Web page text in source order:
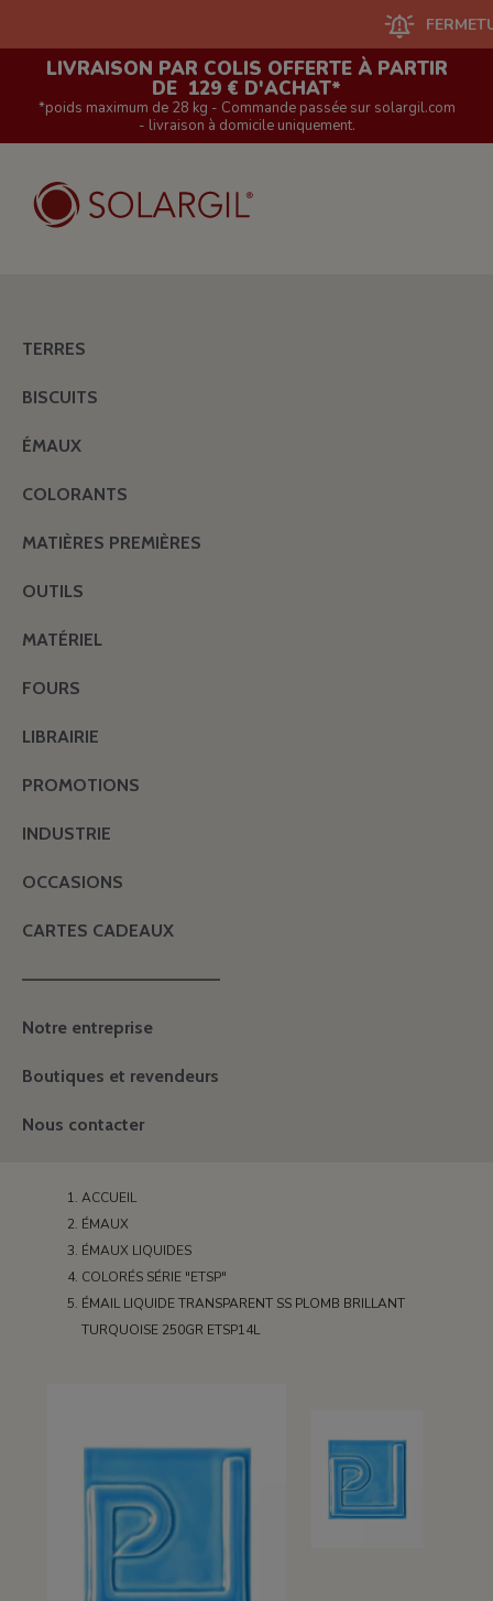
FERMETURE
LIVRAISON PAR COLIS OFFERTE À PARTIR
DE 129 € D'ACHAT*
*poids maximum de 28 kg - Commande passée sur solargil.com
- livraison à domicile uniquement.
TERRES
BISCUITS
ÉMAUX
COLORANTS
MATIÈRES PREMIÈRES
OUTILS
MATÉRIEL
FOURS
LIBRAIRIE
PROMOTIONS
INDUSTRIE
OCCASIONS
CARTES CADEAUX
———————————————
Notre entreprise
Boutiques et revendeurs
Nous contacter
ACCUEIL
ÉMAUX
ÉMAUX LIQUIDES
COLORÉS SÉRIE "ETSP"
ÉMAIL LIQUIDE TRANSPARENT SS PLOMB BRILLANT
TURQUOISE 250GR ETSP14L